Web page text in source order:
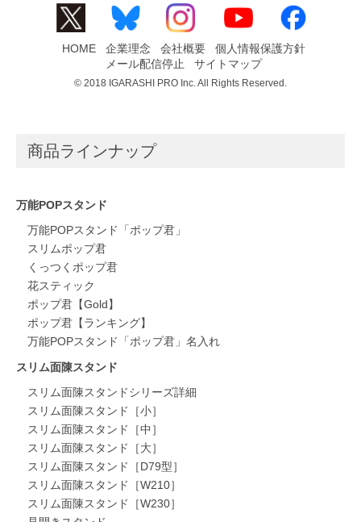
HOME 企業理念 会社概要
個人情報保護方針
メール配信停止
サイトマップ
© 2018 IGARASHI PRO Inc. All Rights Reserved.
商品ラインナップ
万能POPスタンド
万能POPスタンド「ポップ君」
スリムポップ君
くっつくポップ君
花スティック
ポップ君【Gold】
ポップ君【ランキング】
万能POPスタンド「ポップ君」名入れ
スリム面陳スタンド
スリム面陳スタンドシリーズ詳細
スリム面陳スタンド［小］
スリム面陳スタンド［中］
スリム面陳スタンド［大］
スリム面陳スタンド［D79型］
スリム面陳スタンド［W210］
スリム面陳スタンド［W230］